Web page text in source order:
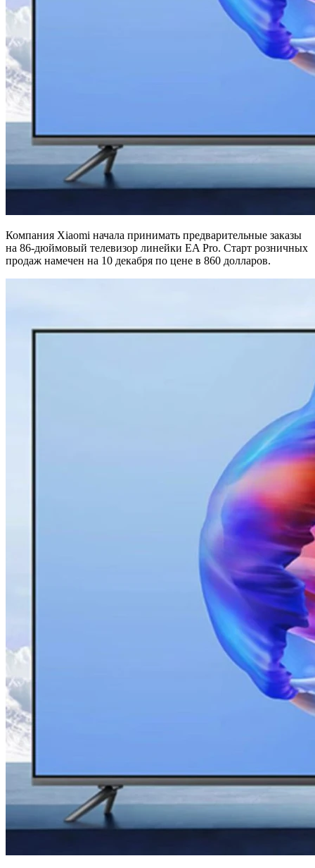
Компания Xiaomi начала принимать предварительные заказы
на 86-дюймовый телевизор линейки EA Pro. Старт розничных
продаж намечен на 10 декабря по цене в 860 долларов.